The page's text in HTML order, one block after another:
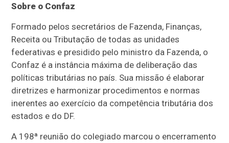
Sobre o Confaz
Formado pelos secretários de Fazenda, Finanças,
Receita ou Tributação de todas as unidades
federativas e presidido pelo ministro da Fazenda, o
Confaz é a instância máxima de deliberação das
políticas tributárias no país. Sua missão é elaborar
diretrizes e harmonizar procedimentos e normas
inerentes ao exercício da competência tributária dos
estados e do DF.
A 198ª reunião do colegiado marcou o encerramento